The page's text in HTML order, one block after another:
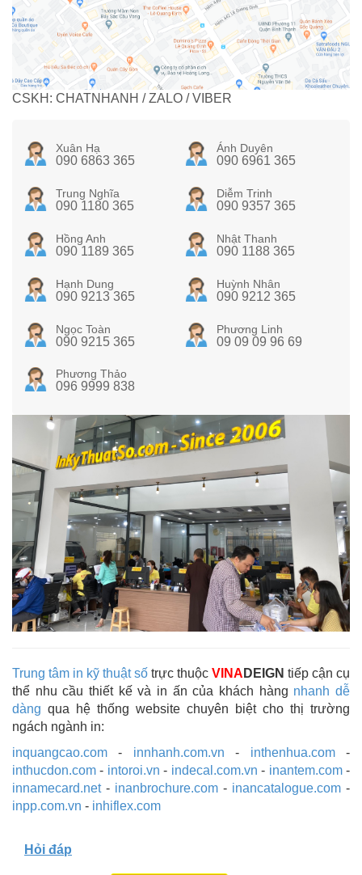
CSKH: CHATNHANH / ZALO / VIBER
Xuân Hạ
090 6863 365
Ánh Duyên
090 6961 365
Trung Nghĩa
090 1180 365
Diễm Trinh
090 9357 365
Hồng Anh
090 1189 365
Nhật Thanh
090 1188 365
Hạnh Dung
090 9213 365
Huỳnh Nhân
090 9212 365
Ngọc Toàn
090 9215 365
Phương Linh
09 09 09 96 69
Phương Thảo
096 9999 838
Trung tâm in kỹ thuật số trực thuộc VINA DEIGN tiếp cận cụ
thể nhu cầu thiết kế và in ấn của khách hàng nhanh dễ
dàng qua hệ thống website chuyên biệt cho thị trường
ngách ngành in:
inquangcao.com - innhanh.com.vn - inthenhua.com-
inthucdon.com - intoroi.vn - indecal.com.vn - inantem.com-
innamecard.net- inanbrochure.com - inancatalogue.com -
inpp.com.vn - inhiflex.com
Hỏi đáp